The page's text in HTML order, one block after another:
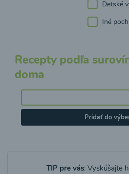
Detské
Iné
Recepty podľa
doma
Pridať do
TIP pre vás: Vyskúšajte